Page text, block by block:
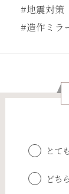
#地震対策
#造作ミラ
とて
どち